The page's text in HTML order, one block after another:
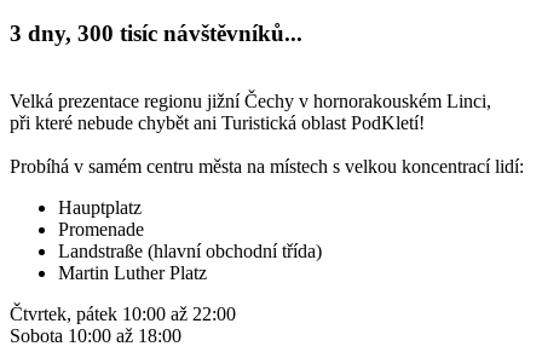
3 dny, 300 tisíc návštěvníků...
Velká prezentace regionu jižní Čechy v hornorakouském Linci,
při které nebude chybět ani Turistická oblast PodKletí!
Probíhá v samém centru města na místech s velkou koncentrací lidí:
Hauptplatz
Promenade
Landstraße (hlavní obchodní třída)
Martin Luther Platz
Čtvrtek, pátek 10:00 až 22:00
Sobota 10:00 až 18:00